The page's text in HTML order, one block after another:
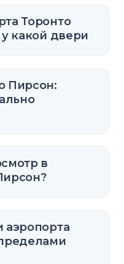
Торонто
какой двери
Пирсон:
в
аэропорта